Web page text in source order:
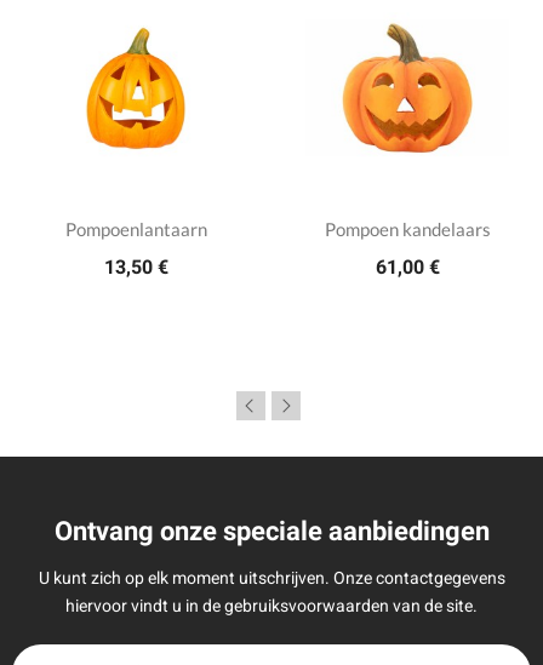
Pompoenlantaarn
13,50 €
Pompoen kandelaars
61,00 €
Ontvang onze speciale aanbiedingen
U kunt zich op elk moment uitschrijven. Onze contactgegevens
hiervoor vindt u in de gebruiksvoorwaarden van de site.